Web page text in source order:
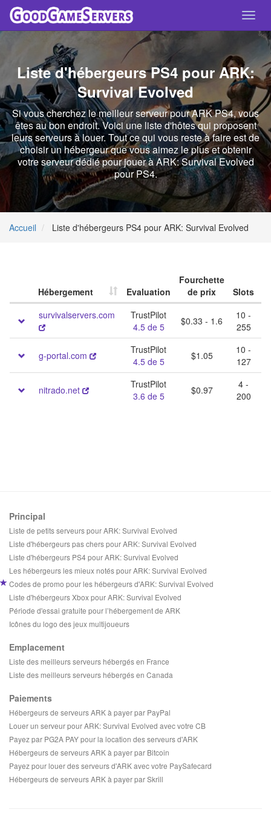
Liste d'hébergeurs PS4 pour ARK:
Survival Evolved
Si vous cherchez le meilleur serveur pour ARK PS4, vous
êtes au bon endroit. Voici une liste d'hôtes qui proposent
leurs serveurs à louer. Tout ce qui vous reste à faire est de
choisir un hébergeur que vous aimez le plus et obtenir
votre serveur dédié pour jouer à ARK: Survival Evolved
pour PS4.
Accueil Liste d'hébergeurs PS4 pour ARK: Survival Evolved
Hébergement Evaluation
Fourchette
de prix
Slots
survivalservers.com
TrustPilot
4.5 de 5
$0.33 - 1.6
10 -
255
g-portal.com
TrustPilot
4.5 de 5
$1.05
10 -
127
nitrado.net
TrustPilot
3.6 de 5
$0.97
4 -
200
Principal
Liste de petits serveurs pour ARK: Survival Evolved
Liste d'hébergeurs pas chers pour ARK: Survival Evolved
Liste d'hébergeurs PS4 pour ARK: Survival Evolved
Les hébergeurs les mieux notés pour ARK: Survival Evolved
Codes de promo pour les hébergeurs d'ARK: Survival Evolved
Liste d'hébergeurs Xbox pour ARK: Survival Evolved
Période d'essai gratuite pour l’hébergement de ARK
Icônes du logo des jeux multijoueurs
Emplacement
Liste des meilleurs serveurs hébergés en France
Liste des meilleurs serveurs hébergés en Canada
Paiements
Hébergeurs de serveurs ARK à payer par PayPal
Louer un serveur pour ARK: Survival Evolved avec votre CB
Payez par PG2A PAY pour la location des serveurs d'ARK
Hébergeurs de serveurs ARK à payer par Bitcoin
Payez pour louer des serveurs d'ARK avec votre PaySafecard
Hébergeurs de serveurs ARK à payer par Skrill